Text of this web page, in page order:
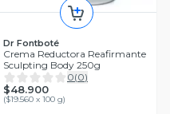
Dr Fontboté
Crema Reductora Reafirmante
Sculpting Body 250g
0(0)
$48.900
($19.560 x 100 g)